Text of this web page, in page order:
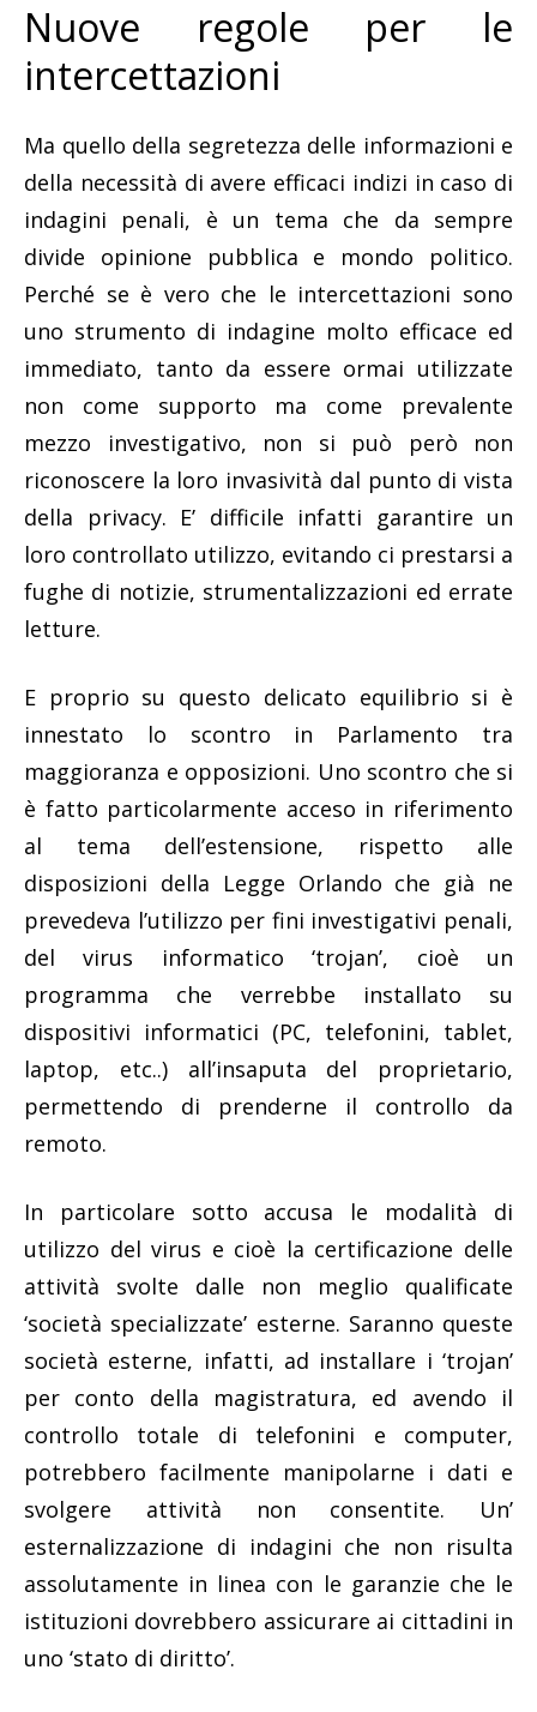
Nuove regole per le
intercettazioni
Ma quello della segretezza delle informazioni e
della necessità di avere efficaci indizi in caso di
indagini penali, è un tema che da sempre
divide opinione pubblica e mondo politico.
Perché se è vero che le intercettazioni sono
uno strumento di indagine molto efficace ed
immediato, tanto da essere ormai utilizzate
non come supporto ma come prevalente
mezzo investigativo, non si può però non
riconoscere la loro invasività dal punto di vista
della privacy. E’ difficile infatti garantire un
loro controllato utilizzo, evitando ci prestarsi a
fughe di notizie, strumentalizzazioni ed errate
letture.
E proprio su questo delicato equilibrio si è
innestato lo scontro in Parlamento tra
maggioranza e opposizioni. Uno scontro che si
è fatto particolarmente acceso in riferimento
al tema dell’estensione, rispetto alle
disposizioni della Legge Orlando che già ne
prevedeva l’utilizzo per fini investigativi penali,
del virus informatico ‘trojan’, cioè un
programma che verrebbe installato su
dispositivi informatici (PC, telefonini, tablet,
laptop, etc..) all’insaputa del proprietario,
permettendo di prenderne il controllo da
remoto.
In particolare sotto accusa le modalità di
utilizzo del virus e cioè la certificazione delle
attività svolte dalle non meglio qualificate
‘società specializzate’ esterne. Saranno queste
società esterne, infatti, ad installare i ‘trojan’
per conto della magistratura, ed avendo il
controllo totale di telefonini e computer,
potrebbero facilmente manipolarne i dati e
svolgere attività non consentite. Un’
esternalizzazione di indagini che non risulta
assolutamente in linea con le garanzie che le
istituzioni dovrebbero assicurare ai cittadini in
uno ‘stato di diritto’.